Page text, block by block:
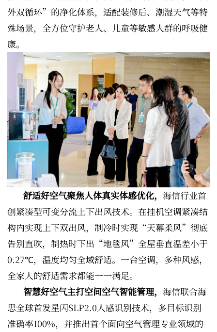
外双循环”的净化体系，适配装修后、潮湿天气等特
殊场景，全方位守护老人、儿童等敏感人群的呼吸健
康。
舒适好空气聚焦人体真实体感优化， 海信行业首
创紧凑型可变分流上下出风技术。在挂机空调紧凑结
构内实现上下双出风，制冷时实现“天幕柔风”彻底
告别直吹，制热时下出“地毯风”全屋垂直温差小于
0.27℃，温度均匀全域舒适。一台空调，多种风感，
全家人的舒适需求都能一一满足。
智慧好空气主打空间空气智能管理， 海信联合海
思全球首发星闪SLP2.0人感识别技术，多目标识别
准确率100%，并推出首个面向空气管理专业领域的